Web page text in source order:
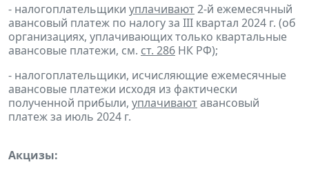
- налогоплательщики уплачивают2-й ежемесячный
авансовый платеж по налогу за III квартал 2024 г. (об
организациях, уплачивающих только квартальные
авансовые платежи, см. ст. 286 НК РФ);
- налогоплательщики, исчисляющие ежемесячные
авансовые платежи исходя из фактически
полученной прибыли, уплачиваютавансовый
платеж за июль 2024 г.
Акцизы: